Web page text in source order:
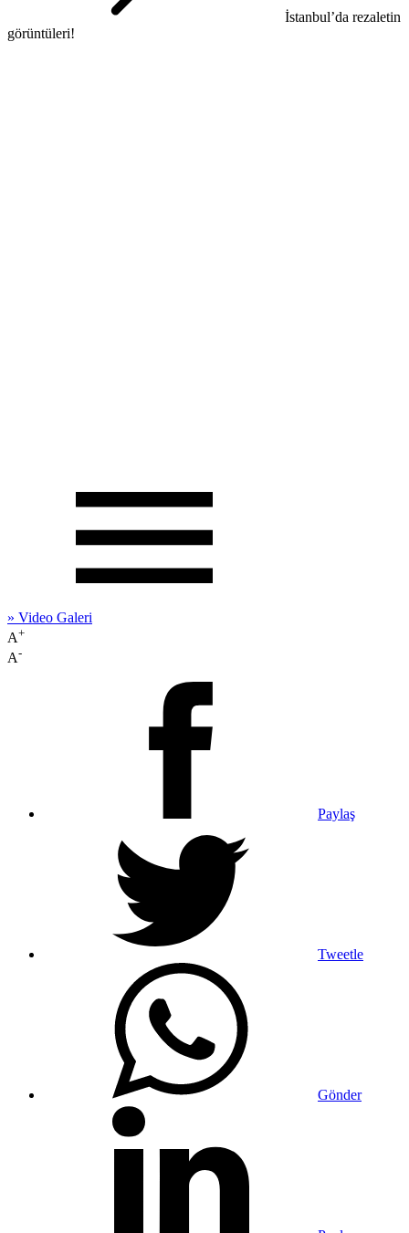
İstanbul’da rezaletin
görüntüleri!
» Video Galeri
A+
A-
Paylaş
Tweetle
Gönder